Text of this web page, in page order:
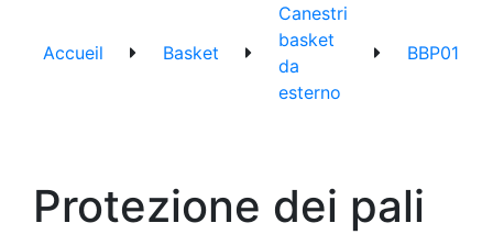
Accueil Basket
Canestri
basket
da
esterno
BBP01
Protezione dei pali